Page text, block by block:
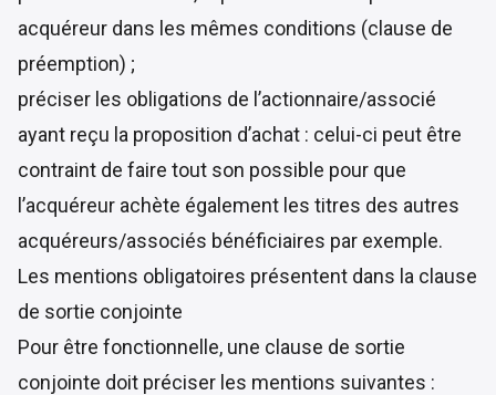
acquéreur dans les mêmes conditions (clause de
préemption) ;
préciser les obligations de l’actionnaire/associé
ayant reçu la proposition d’achat : celui-ci peut être
contraint de faire tout son possible pour que
l’acquéreur achète également les titres des autres
acquéreurs/associés bénéficiaires par exemple.
Les mentions obligatoires présentent dans la clause
de sortie conjointe
Pour être fonctionnelle, une clause de sortie
conjointe doit préciser les mentions suivantes :